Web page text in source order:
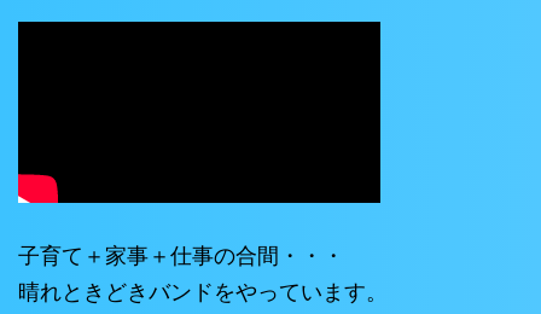
子育て＋家事＋仕事の合間・・・
晴れときどきバンドをやっています。